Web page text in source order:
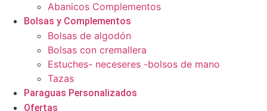
Abanicos Complementos
Bolsas y Complementos
Bolsas de algodón
Bolsas con cremallera
Estuches- neceseres -bolsos de mano
Tazas
Paraguas Personalizados
Ofertas